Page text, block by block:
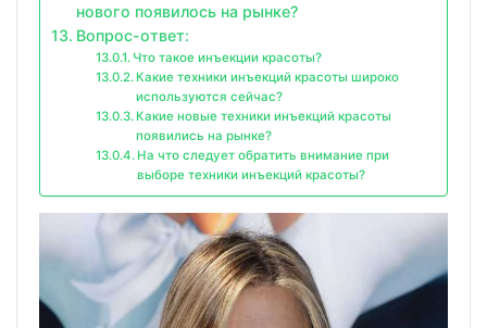
нового появилось на рынке?
Вопрос-ответ:
Что такое инъекции красоты?
Какие техники инъекций красоты широко
используются сейчас?
Какие новые техники инъекций красоты
появились на рынке?
На что следует обратить внимание при
выборе техники инъекций красоты?